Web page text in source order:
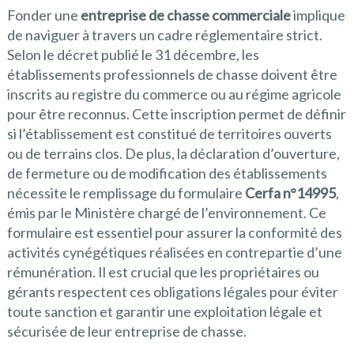
Fonder une entreprise de chasse commercialeimplique
de naviguer à travers un cadre réglementaire strict.
Selon le décret publié le 31 décembre, les
établissements professionnels de chasse doivent être
inscrits au registre du commerce ou au régime agricole
pour être reconnus. Cette inscription permet de définir
si l’établissement est constitué de territoires ouverts
ou de terrains clos. De plus, la déclaration d’ouverture,
de fermeture ou de modification des établissements
nécessite le remplissage du formulaire Cerfa n°14995,
émis par le Ministère chargé de l’environnement. Ce
formulaire est essentiel pour assurer la conformité des
activités cynégétiques réalisées en contrepartie d’une
rémunération. Il est crucial que les propriétaires ou
gérants respectent ces obligations légales pour éviter
toute sanction et garantir une exploitation légale et
sécurisée de leur entreprise de chasse.